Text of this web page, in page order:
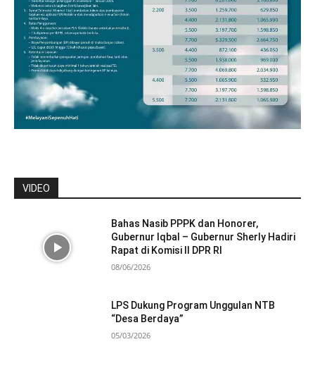
VIDEO
Bahas Nasib PPPK dan Honorer,
Gubernur Iqbal – Gubernur Sherly Hadiri
Rapat di Komisi II DPR RI
08/06/2026
LPS Dukung Program Unggulan NTB
“Desa Berdaya”
05/03/2026